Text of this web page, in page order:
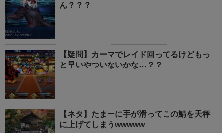
ん？？？
【疑問】カーマでレイド回ってるけどもっ
と早いやついないかな…？？
【ネタ】たまーに手が滑ってこの鯖を天秤
に上げてしまうwwwww